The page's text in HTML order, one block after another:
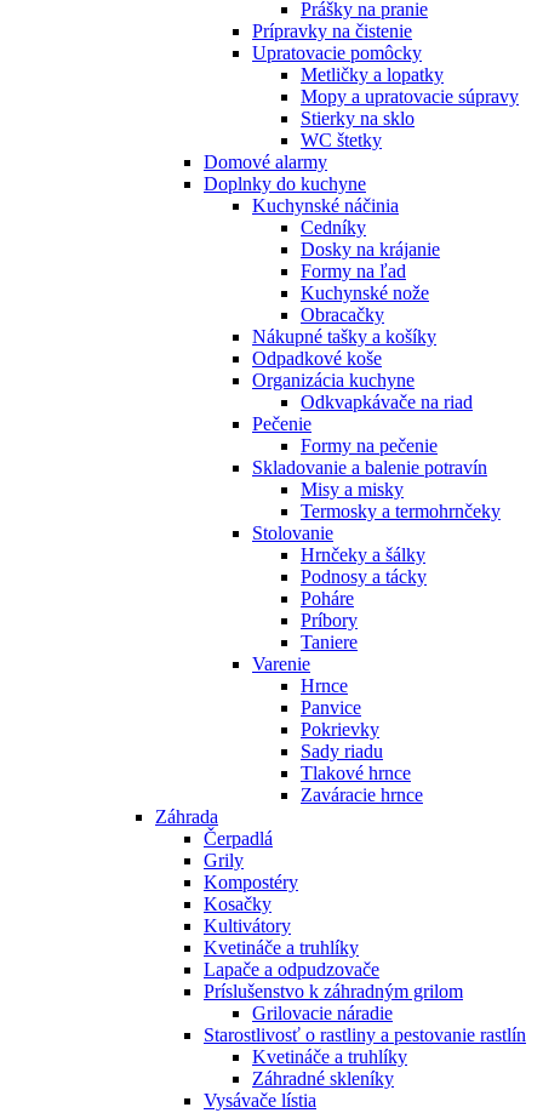
Prášky na pranie
Prípravky na čistenie
Upratovacie pomôcky
Metličky a lopatky
Mopy a upratovacie súpravy
Stierky na sklo
WC štetky
Domové alarmy
Doplnky do kuchyne
Kuchynské náčinia
Cedníky
Dosky na krájanie
Formy na ľad
Kuchynské nože
Obracačky
Nákupné tašky a košíky
Odpadkové koše
Organizácia kuchyne
Odkvapkávače na riad
Pečenie
Formy na pečenie
Skladovanie a balenie potravín
Misy a misky
Termosky a termohrnčeky
Stolovanie
Hrnčeky a šálky
Podnosy a tácky
Poháre
Príbory
Taniere
Varenie
Hrnce
Panvice
Pokrievky
Sady riadu
Tlakové hrnce
Zaváracie hrnce
Záhrada
Čerpadlá
Grily
Kompostéry
Kosačky
Kultivátory
Kvetináče a truhlíky
Lapače a odpudzovače
Príslušenstvo k záhradným grilom
Grilovacie náradie
Starostlivosť o rastliny a pestovanie rastlín
Kvetináče a truhlíky
Záhradné skleníky
Vysávače lístia